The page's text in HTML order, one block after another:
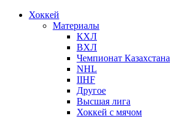
Хоккей
Материалы
КХЛ
ВХЛ
Чемпионат Казахстана
NHL
IIHF
Другое
Высшая лига
Хоккей с мячом